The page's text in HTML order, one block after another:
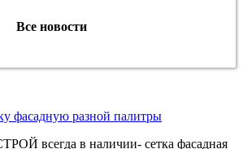
Все новости
фасадную разной палитры
всегда в наличии- сетка фасадная